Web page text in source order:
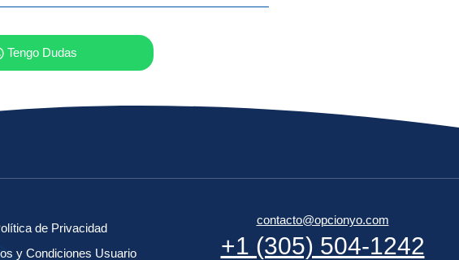
Tengo Dudas
de Privacidad
y Condiciones Usuario
contacto@opcionyo.com
+1 (305) 504-1242